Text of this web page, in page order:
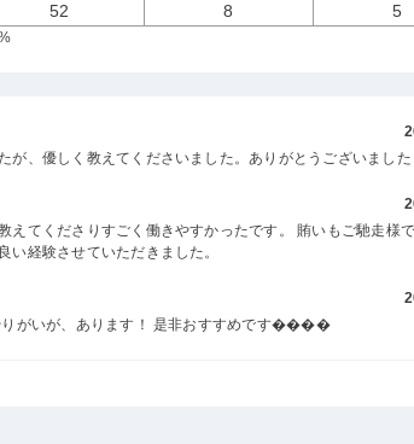
52 8 5
が、優しく教えてくださいました。ありがとうございました
えてくださりすごく働きやすかったです。 賄いもご馳走様
い経験させていただきました。
りがいが、あります！ 是非おすすめです����